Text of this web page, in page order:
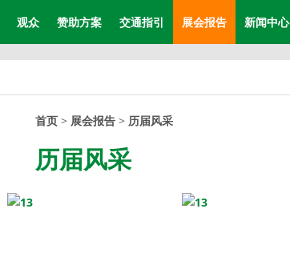
观众 赞助方案 交通指引 展会报告 新闻中心
首页> 展会报告> 历届风采
历届风采